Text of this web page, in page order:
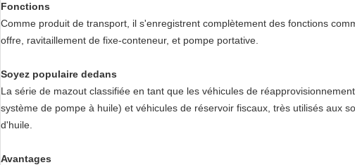
Fonctions
Comme produit de transport, il s'enregistrent complètement des fonctions
offre, ravitaillement de fixe-conteneur, et pompe portative.
Soyez populaire dedans
La série de mazout classifiée en tant que les véhicules de
système de pompe à huile) et véhicules de réservoir fiscaux, très utilisés aux
d'huile.
Avantages